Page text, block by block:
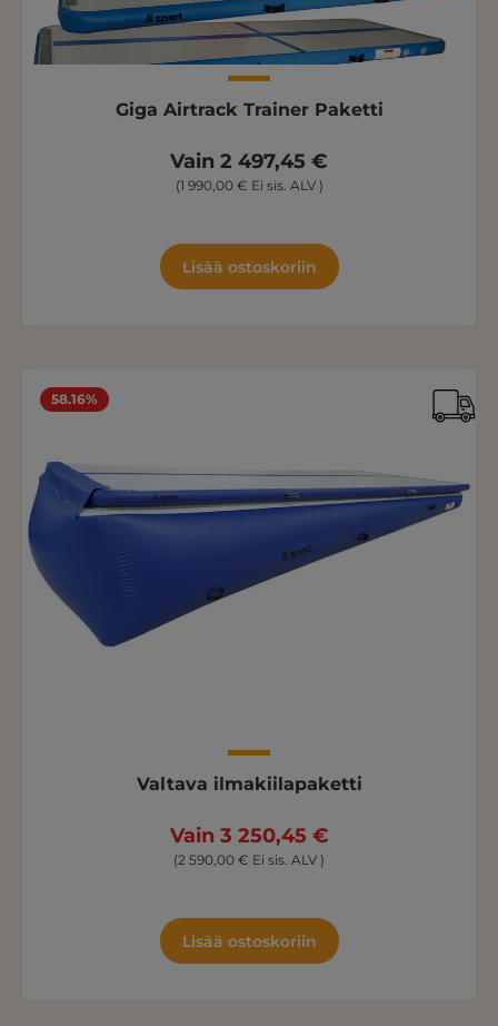
Giga Airtrack Trainer Paketti
Vain 2 497,45 €
(1 990,00 € Ei sis. ALV )
Lisää ostoskoriin
58.16%
Valtava ilmakiilapaketti
Vain 3 250,45 €
(2 590,00 € Ei sis. ALV )
Lisää ostoskoriin